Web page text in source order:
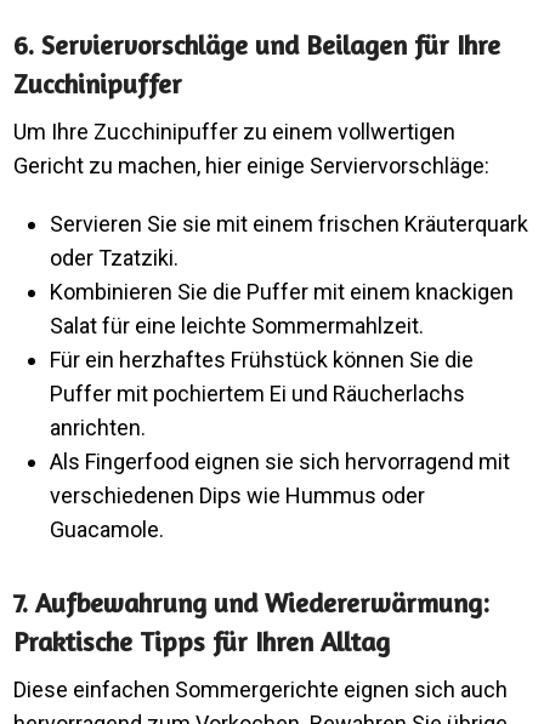
6. Serviervorschläge und Beilagen für Ihre
Zucchinipuffer
Um Ihre Zucchinipuffer zu einem vollwertigen
Gericht zu machen, hier einige Serviervorschläge:
Servieren Sie sie mit einem frischen Kräuterquark
oder Tzatziki.
Kombinieren Sie die Puffer mit einem knackigen
Salat für eine leichte Sommermahlzeit.
Für ein herzhaftes Frühstück können Sie die
Puffer mit pochiertem Ei und Räucherlachs
anrichten.
Als Fingerfood eignen sie sich hervorragend mit
verschiedenen Dips wie Hummus oder
Guacamole.
7. Aufbewahrung und Wiedererwärmung:
Praktische Tipps für Ihren Alltag
Diese einfachen Sommergerichte eignen sich auch